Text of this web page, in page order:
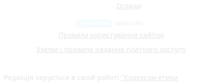
Огляди
Правила користування сайтом
Умови і правила надання платного доступу
Редакція керується в своїй роботі "Кодексом етики